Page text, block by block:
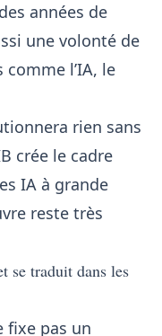
années de
une volonté de
l’IA, le
rien sans
crée le cadre
IA à grande
reste très
se traduit dans les
fixe pas un